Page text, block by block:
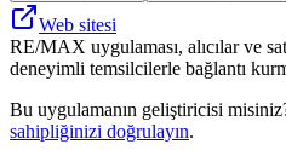
Web sitesi
RE/MAX uygulaması, alıcılar ve
deneyimli temsilcilerle bağlantı
Bu uygulamanın geliştiricisi
sahipliğinizi doğrulayın.